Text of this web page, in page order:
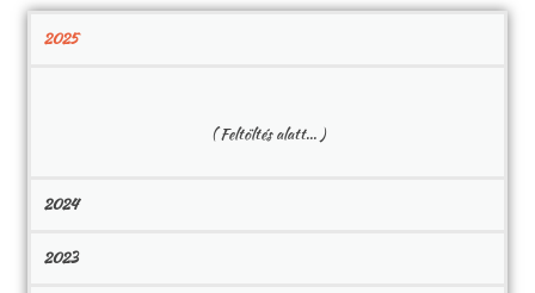
2025
( Feltöltés alatt… )
2024
2023